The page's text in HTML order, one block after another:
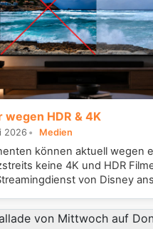
wegen HDR & 4K
2026 Medien
können aktuell wegen
keine 4K und HDR
von Disney